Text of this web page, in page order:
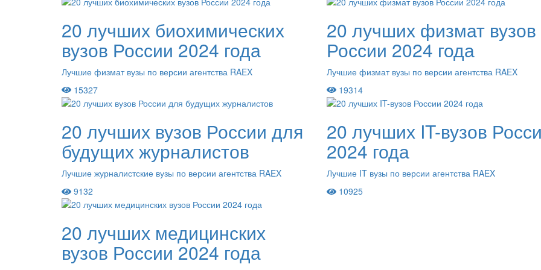
20 лучших биохимических
вузов России 2024 года
Лучшие физмат вузы по версии агентства RAEX
15327
20 лучших физмат вузов
России 2024 года
Лучшие физмат вузы по версии агентства RAEX
19314
20 лучших вузов России для
будущих журналистов
Лучшие журналистские вузы по версии агентства RAEX
9132
20 лучших IT-вузов
2024 года
Лучшие IT вузы по версии агентства RAEX
10925
20 лучших медицинских
вузов России 2024 года